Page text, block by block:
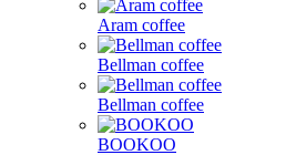
Aram coffee
Bellman coffee
Bellman coffee
BOOKOO